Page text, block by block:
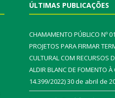
ÚLTIMAS PUBLICAÇÕES
CHAMAMENTO PÚBLICO Nº
PROJETOS PARA FIRMAR
CULTURAL COM RECURSOS
ALDIR BLANC DE FOMENTO À
14.399/2022)30 de abril de